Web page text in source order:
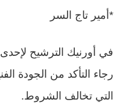
*أمير تاج السر
في أورنيك الترشيح لإحدى
رجاء التأكد من الجودة
التي تخالف الشروط.